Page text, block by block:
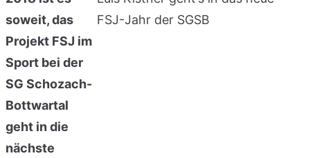
soweit, das
Projekt FSJ im
Sport bei der
SG Schozach-
Bottwartal
geht in die
nächste